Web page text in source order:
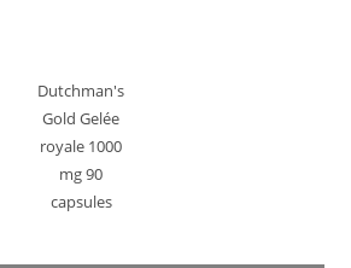
Dutchman's
Gold Gelée
royale 1000
mg 90
capsules